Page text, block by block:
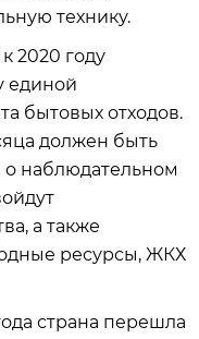
технику.
2020 году
единой
бытовых отходов.
должен быть
наблюдательном
а также
ресурсы, ЖКХ
страна перешла